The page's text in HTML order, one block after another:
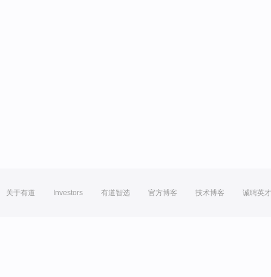
关于有道 Investors 有道智选 官方博客 技术博客 诚聘英才